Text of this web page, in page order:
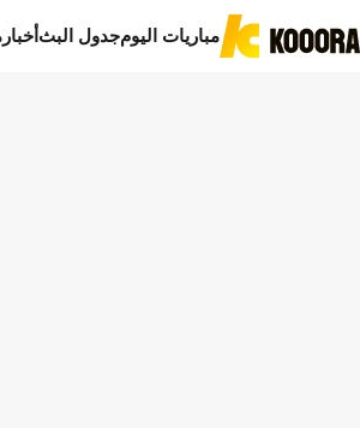
مباريات اليومجدول البثأخبار